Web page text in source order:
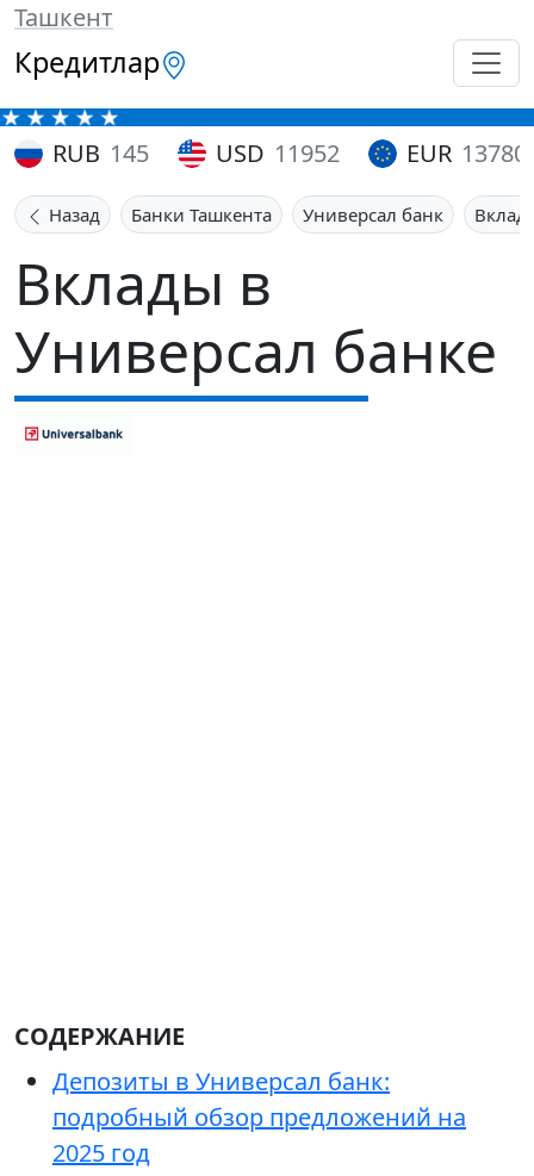
Ташкент
Кредитлар
RUB 145 USD 11952 EUR 13780
Назад Банки Ташкента Универсал банк
Вклады в
Универсал банке
СОДЕРЖАНИЕ
Депозиты в Универсал банк:
подробный обзор предложений на
2025 год